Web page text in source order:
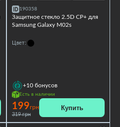
190358
Защитное стекло 2.5D CP+ для
Samsung Galaxy M02s
Цвет:
+10 бонусов
Есть в наличии
199грн
319 грн
Купить